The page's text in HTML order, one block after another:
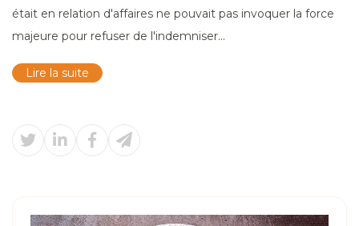
était en relation d'affaires ne pouvait pas invoquer la force
majeure pour refuser de l'indemniser...
Lire la suite